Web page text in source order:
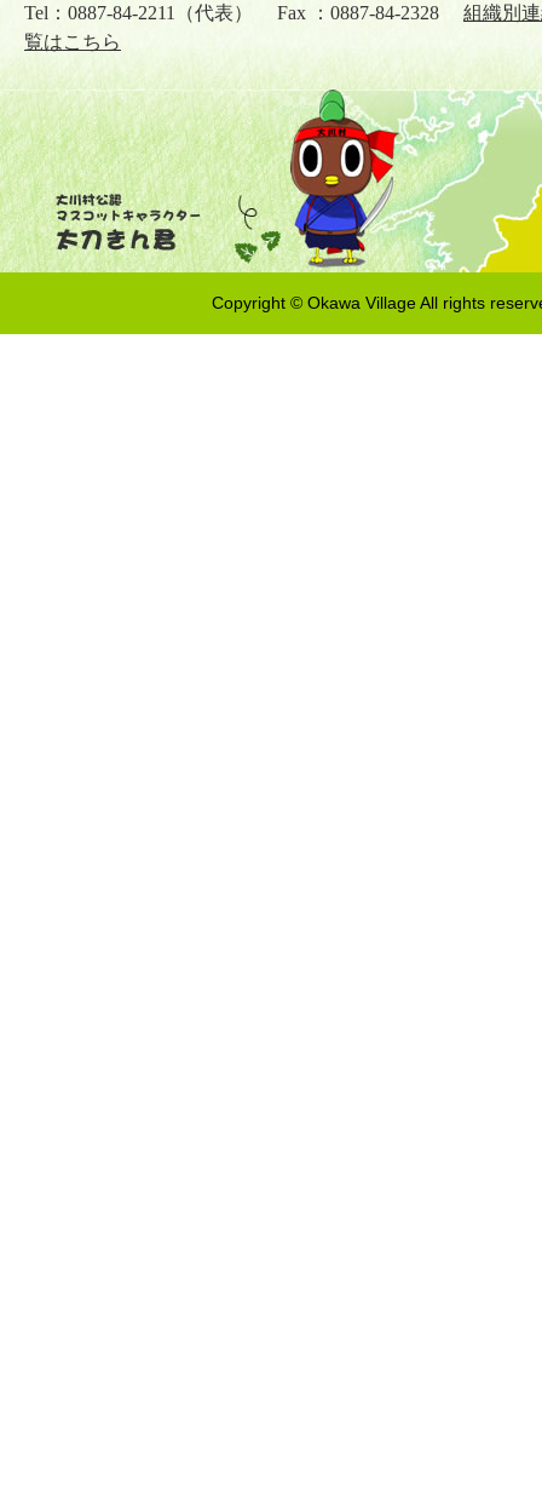
Tel：0887-84-2211（代表） Fax ：0887-84-2328 組織別
覧はこちら
Copyright © Okawa Village All rights